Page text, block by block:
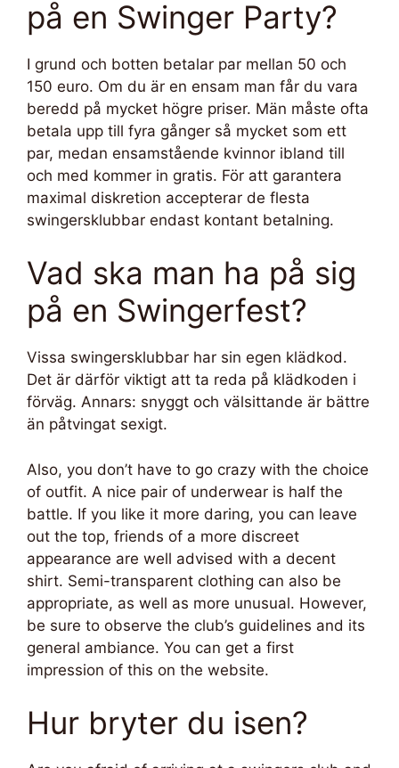
på en Swinger Party?
I grund och botten betalar par mellan 50 och
150 euro. Om du är en ensam man får du vara
beredd på mycket högre priser. Män måste ofta
betala upp till fyra gånger så mycket som ett
par, medan ensamstående kvinnor ibland till
och med kommer in gratis. För att garantera
maximal diskretion accepterar de flesta
swingersklubbar endast kontant betalning.
Vad ska man ha på sig
på en Swingerfest?
Vissa swingersklubbar har sin egen klädkod.
Det är därför viktigt att ta reda på klädkoden i
förväg. Annars: snyggt och välsittande är bättre
än påtvingat sexigt.
Also, you don’t have to go crazy with the choice
of outfit. A nice pair of underwear is half the
battle. If you like it more daring, you can leave
out the top, friends of a more discreet
appearance are well advised with a decent
shirt. Semi-transparent clothing can also be
appropriate, as well as more unusual. However,
be sure to observe the club’s guidelines and its
general ambiance. You can get a first
impression of this on the website.
Hur bryter du isen?